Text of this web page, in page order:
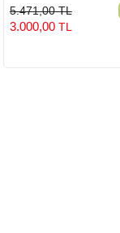
5.471,00 TL
3.000,00 TL